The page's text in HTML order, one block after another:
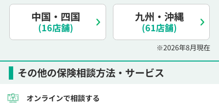
（オンライン保険相談専用）
0120-987-110
平日 / 土日祝日 10:00〜17:00（通話無料）
翌営業日のご連絡となります
その他の保険相談方法・サービス
オンラインで相談する
中国・四国
(16店舗)
九州・沖縄
(61店舗)
※2026年8月現在